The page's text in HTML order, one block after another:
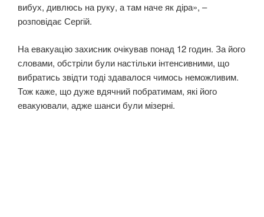
вибух, дивлюсь на руку, а там наче як діра», –
розповідає Сергій.
На евакуацію захисник очікував понад 12 годин. За його
словами, обстріли були настільки інтенсивними, що
вибратись звідти тоді здавалося чимось неможливим.
Тож каже, що дуже вдячний побратимам, які його
евакуювали, адже шанси були мізерні.